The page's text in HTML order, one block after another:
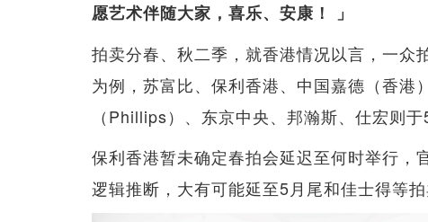
愿艺术伴随大家，喜乐、安康！ 」
拍卖分春、秋二季，就香港情况以言，一众
为例，苏富比、保利香港、中国嘉德（香
（Phillips）、东京中央、邦瀚斯、仕宏则于
保利香港暂未确定春拍会延迟至何时举行，
逻辑推断，大有可能延至5月尾和佳士得等